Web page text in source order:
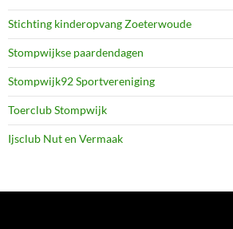
Stichting kinderopvang Zoeterwoude
Stompwijkse paardendagen
Stompwijk92 Sportvereniging
Toerclub Stompwijk
Ijsclub Nut en Vermaak